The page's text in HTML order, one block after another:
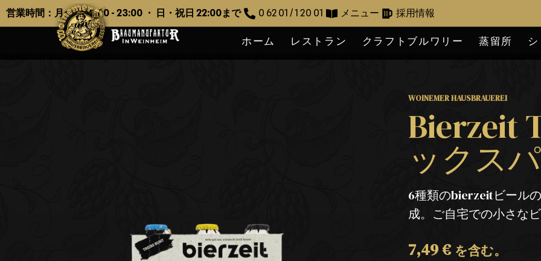
営業時間：月〜土 12:00 - 23:00 ・ 日・祝日 22:00まで 0 62 01 / 1 20 01 メニュー 採用情報
ホーム レストラン クラフトブルワリー 蒸留所
WOINEMER HAUSBRAUEREI
Bierzeit
ックス
6種類のbierzeitビール
成。ご自宅での小さな
7,49€ を含む。